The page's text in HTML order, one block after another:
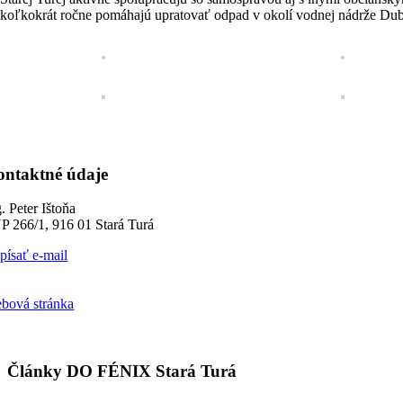
ročne pomáhajú upratovať odpad v okolí vodnej nádrže
údaje
Peter Ištoňa
266/1, 916 01 Stará Turá
e-mail
stránka
Články DO FÉNIX Stará Turá